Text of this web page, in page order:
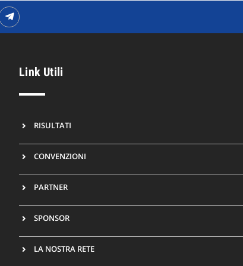
Link Utili
RISULTATI
CONVENZIONI
PARTNER
SPONSOR
LA NOSTRA RETE